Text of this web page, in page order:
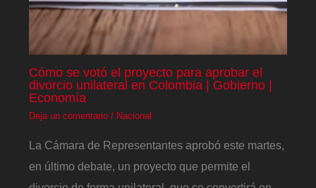
Cómo se votó el proyecto para aprobar el
divorcio unilateral en Colombia | Gobierno |
Economía
Deja un comentario / Nacional
La Cámara de Representantes aprobó este martes,
en último debate, un proyecto que permite el